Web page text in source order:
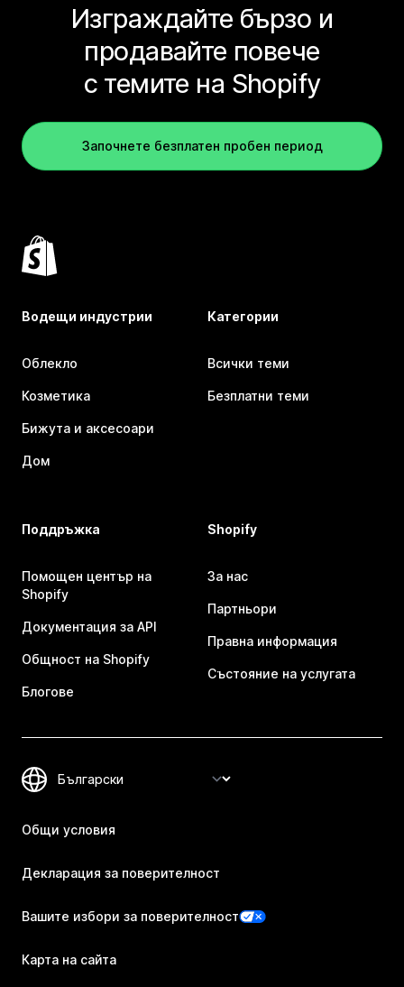
Изграждайте бързо и
продавайте повече
с темите на Shopify
Започнете безплатен пробен период
Водещи индустрии
Облекло
Козметика
Бижута и аксесоари
Дом
Категории
Всички теми
Безплатни теми
Поддръжка
Помощен център на
Shopify
Документация за API
Общност на Shopify
Блогове
Shopify
За нас
Партньори
Правна информация
Състояние на услугата
Общи условия
Декларация за поверителност
Вашите избори за поверителност
Карта на сайта